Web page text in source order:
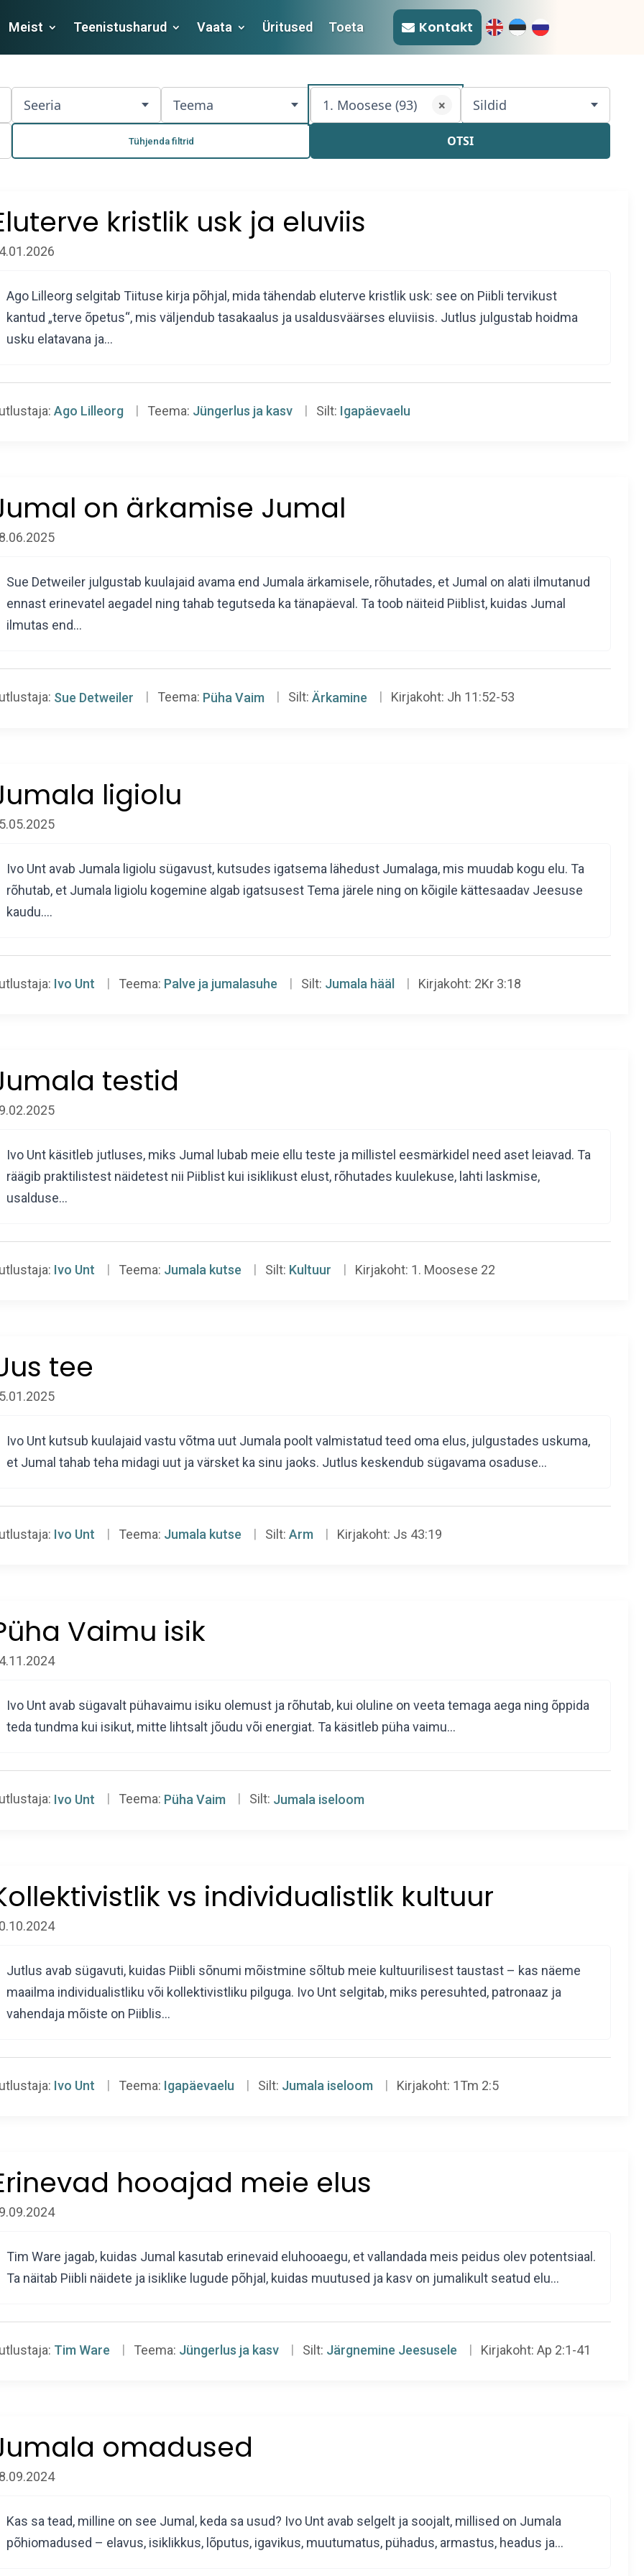
Meist Teenistusharud Vaata Üritused Toeta Kontakt
Seeria Teema 1. Moosese (93) × Sildid
Tühjenda filtrid OTSI
kristlik usk ja eluviis
Ago Lilleorg selgitab Tiituse kirja põhjal, mida tähendab eluterve kristlik usk: see on Piibli tervikust
kantud „terve õpetus“, mis väljendub tasakaalus ja usaldusväärses eluviisis. Jutlus julgustab hoidma
usku elatavana ja…
Ago Lilleorg Teema: Jüngerlus ja kasv Silt: Igapäevaelu
on ärkamise Jumal
Sue Detweiler julgustab kuulajaid avama end Jumala ärkamisele, rõhutades, et Jumal on alati ilmutanud
ennast erinevatel aegadel ning tahab tegutseda ka tänapäeval. Ta toob näiteid Piiblist, kuidas Jumal
ilmutas end…
Sue Detweiler Teema: Püha Vaim Silt: Ärkamine Kirjakoht: Jh 11:52-53
ligiolu
Ivo Unt avab Jumala ligiolu sügavust, kutsudes igatsema lähedust Jumalaga, mis muudab kogu elu. Ta
rõhutab, et Jumala ligiolu kogemine algab igatsusest Tema järele ning on kõigile kättesaadav Jeesuse
kaudu.…
Ivo Unt Teema: Palve ja jumalasuhe Silt: Jumala hääl Kirjakoht: 2Kr 3:18
testid
Ivo Unt käsitleb jutluses, miks Jumal lubab meie ellu teste ja millistel eesmärkidel need aset leiavad. Ta
räägib praktilistest näidetest nii Piiblist kui isiklikust elust, rõhutades kuulekuse, lahti laskmise,
usalduse…
Ivo Unt Teema: Jumala kutse Silt: Kultuur Kirjakoht: 1. Moosese 22
tee
Ivo Unt kutsub kuulajaid vastu võtma uut Jumala poolt valmistatud teed oma elus, julgustades uskuma,
et Jumal tahab teha midagi uut ja värsket ka sinu jaoks. Jutlus keskendub sügavama osaduse…
Ivo Unt Teema: Jumala kutse Silt: Arm Kirjakoht: Js 43:19
Vaimu isik
Ivo Unt avab sügavalt pühavaimu isiku olemust ja rõhutab, kui oluline on veeta temaga aega ning õppida
teda tundma kui isikut, mitte lihtsalt jõudu või energiat. Ta käsitleb püha vaimu…
Ivo Unt Teema: Püha Vaim Silt: Jumala iseloom
vs individualistlik kultuur
Jutlus avab sügavuti, kuidas Piibli sõnumi mõistmine sõltub meie kultuurilisest taustast – kas näeme
maailma individualistliku või kollektivistliku pilguga. Ivo Unt selgitab, miks peresuhted, patronaaz ja
vahendaja mõiste on Piiblis…
Ivo Unt Teema: Igapäevaelu Silt: Jumala iseloom Kirjakoht: 1Tm 2:5
hooajad meie elus
Tim Ware jagab, kuidas Jumal kasutab erinevaid eluhooaegu, et vallandada meis peidus olev potentsiaal.
Ta näitab Piibli näidete ja isiklike lugude põhjal, kuidas muutused ja kasv on jumalikult seatud elu…
Tim Ware Teema: Jüngerlus ja kasv Silt: Järgnemine Jeesusele Kirjakoht: Ap 2:1-41
omadused
Kas sa tead, milline on see Jumal, keda sa usud? Ivo Unt avab selgelt ja soojalt, millised on Jumala
põhiomadused – elavus, isiklikkus, lõputus, igavikus, muutumatus, pühadus, armastus, headus ja…